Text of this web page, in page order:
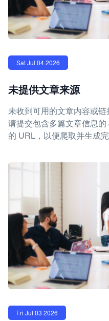
Sat Jul 04 2026
未提供文章来源
未收到可用的文章内容或链
请提交包含多篇文章信息
的 URL，以便爬取并生成
Fri Jul 03 2026